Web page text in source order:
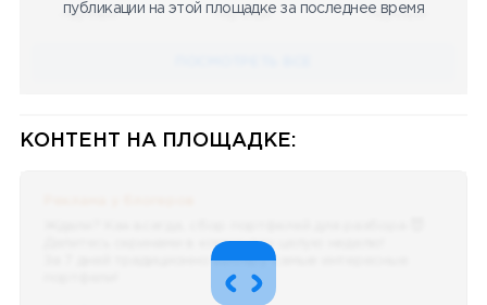
Научный
Научный
Научный
публикации на этой площадке за последнее время
КОНТЕНТ НА ПЛОЩАДКЕ:
Делитесь скринами в комментах целую неделю!
За 7 дней традиционно выберу самые интересные